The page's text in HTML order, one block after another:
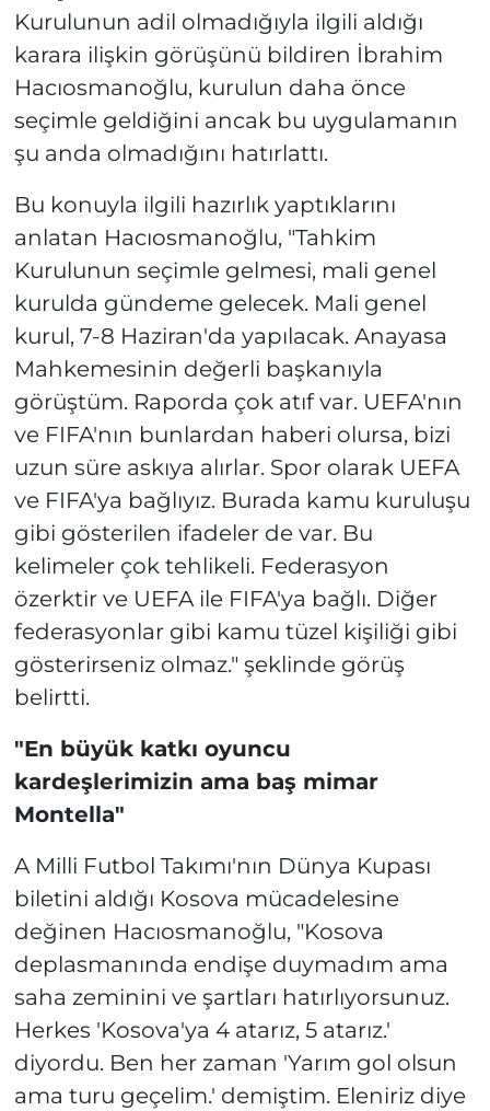
Kurulunun adil olmadığıyla ilgili aldığı
karara ilişkin görüşünü bildiren İbrahim
Hacıosmanoğlu, kurulun daha önce
seçimle geldiğini ancak bu uygulamanın
şu anda olmadığını hatırlattı.
Bu konuyla ilgili hazırlık yaptıklarını
anlatan Hacıosmanoğlu, "Tahkim
Kurulunun seçimle gelmesi, mali genel
kurulda gündeme gelecek. Mali genel
kurul, 7-8 Haziran'da yapılacak. Anayasa
Mahkemesinin değerli başkanıyla
görüştüm. Raporda çok atıf var. UEFA'nın
ve FIFA'nın bunlardan haberi olursa, bizi
uzun süre askıya alırlar. Spor olarak UEFA
ve FIFA'ya bağlıyız. Burada kamu kuruluşu
gibi gösterilen ifadeler de var. Bu
kelimeler çok tehlikeli. Federasyon
özerktir ve UEFA ile FIFA'ya bağlı. Diğer
federasyonlar gibi kamu tüzel kişiliği gibi
gösterirseniz olmaz." şeklinde görüş
belirtti.
"En büyük katkı oyuncu
kardeşlerimizin ama baş mimar
Montella"
A Milli Futbol Takımı'nın Dünya Kupası
biletini aldığı Kosova mücadelesine
değinen Hacıosmanoğlu, "Kosova
deplasmanında endişe duymadım ama
saha zeminini ve şartları hatırlıyorsunuz.
Herkes 'Kosova'ya 4 atarız, 5 atarız.'
diyordu. Ben her zaman 'Yarım gol olsun
ama turu geçelim.' demiştim. Eleniriz diye